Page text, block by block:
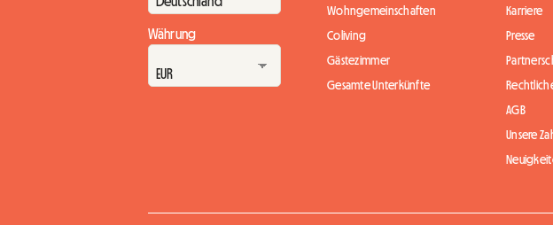
Währung
Wohngemeinschaften
Coliving
Gästezimmer
Gesamte Unterkünfte
Karriere
Presse
AGB
Unsere